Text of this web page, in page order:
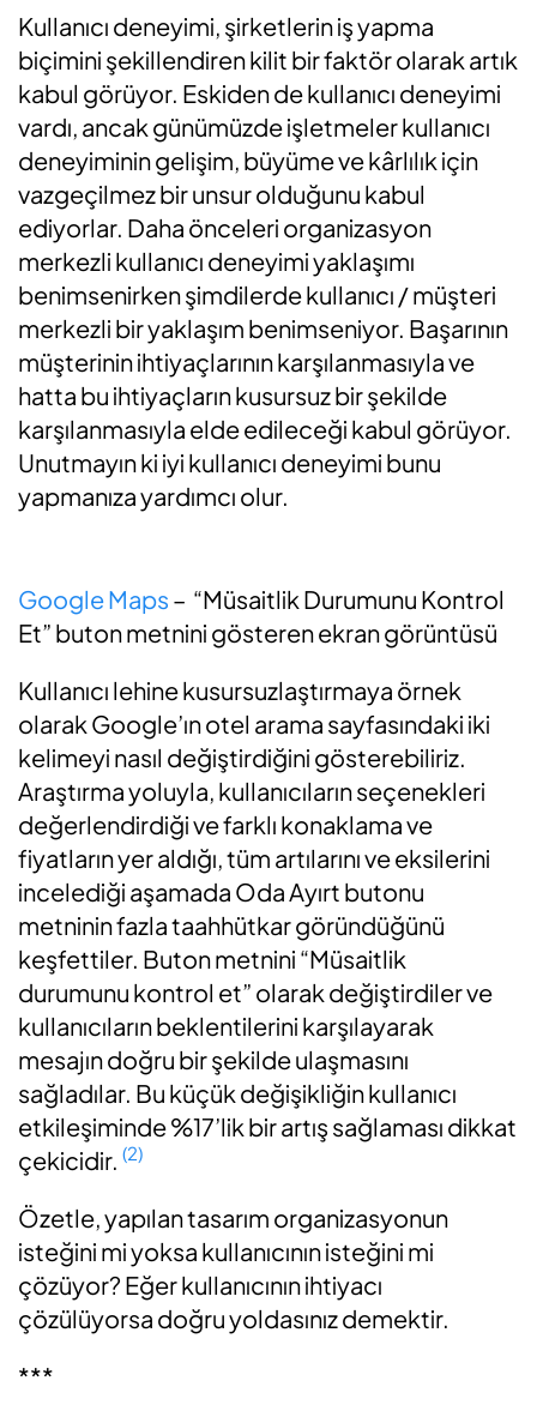
Kullanıcı deneyimi, şirketlerin iş yapma
biçimini şekillendiren kilit bir faktör olarak artık
kabul görüyor. Eskiden de kullanıcı deneyimi
vardı, ancak günümüzde işletmeler kullanıcı
deneyiminin gelişim, büyüme ve kârlılık için
vazgeçilmez bir unsur olduğunu kabul
ediyorlar. Daha önceleri organizasyon
merkezli kullanıcı deneyimi yaklaşımı
benimsenirken şimdilerde kullanıcı / müşteri
merkezli bir yaklaşım benimseniyor. Başarının
müşterinin ihtiyaçlarının karşılanmasıyla ve
hatta bu ihtiyaçların kusursuz bir şekilde
karşılanmasıyla elde edileceği kabul görüyor.
Unutmayın ki iyi kullanıcı deneyimi bunu
yapmanıza yardımcı olur.
Google Maps – “Müsaitlik Durumunu Kontrol
Et” buton metnini gösteren ekran görüntüsü
Kullanıcı lehine kusursuzlaştırmaya örnek
olarak Google’ın otel arama sayfasındaki iki
kelimeyi nasıl değiştirdiğini gösterebiliriz.
Araştırma yoluyla, kullanıcıların seçenekleri
değerlendirdiği ve farklı konaklama ve
fiyatların yer aldığı, tüm artılarını ve eksilerini
incelediği aşamada Oda Ayırt butonu
metninin fazla taahhütkar göründüğünü
keşfettiler. Buton metnini “Müsaitlik
durumunu kontrol et” olarak değiştirdiler ve
kullanıcıların beklentilerini karşılayarak
mesajın doğru bir şekilde ulaşmasını
sağladılar. Bu küçük değişikliğin kullanıcı
etkileşiminde %17’lik bir artış sağlaması dikkat
çekicidir. (2)
Özetle, yapılan tasarım organizasyonun
isteğini mi yoksa kullanıcının isteğini mi
çözüyor? Eğer kullanıcının ihtiyacı
çözülüyorsa doğru yoldasınız demektir.
***